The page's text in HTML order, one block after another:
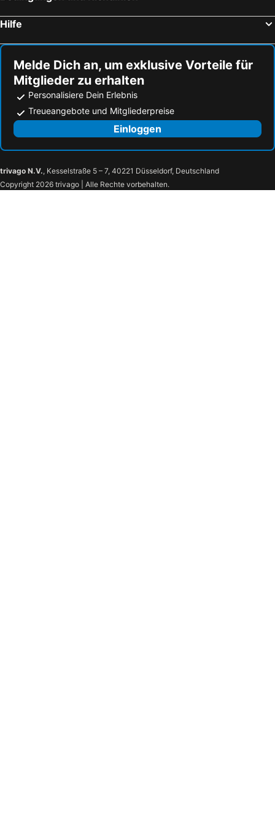
Hilfe
Melde Dich an, um exklusive Vorteile für
Mitglieder zu erhalten
Personalisiere Dein Erlebnis
Treueangebote und Mitgliederpreise
Einloggen
trivago N.V., Kesselstraße 5 – 7, 40221 Düsseldorf, Deutschland
Copyright 2026 trivago | Alle Rechte vorbehalten.